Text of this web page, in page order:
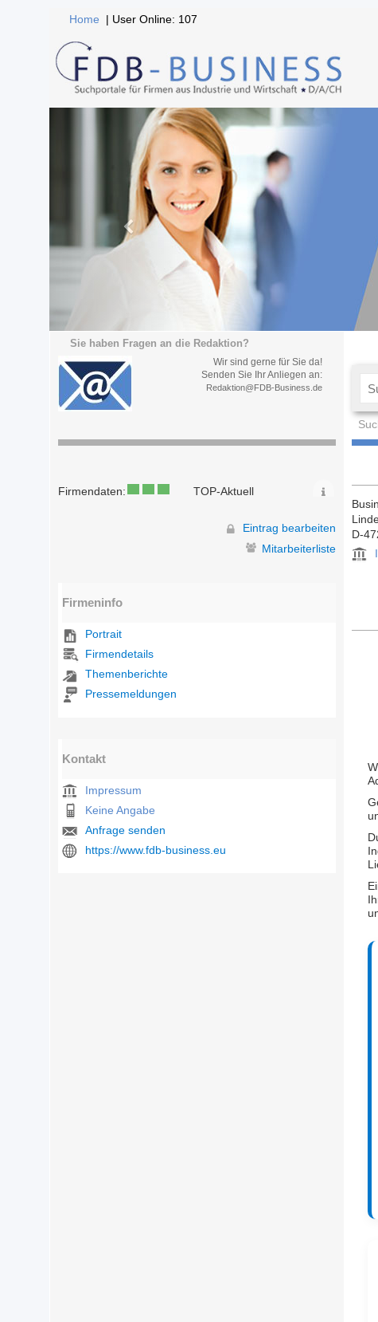
Home | User Online: 107
Sie haben Fragen an die Redaktion?
Wir sind gerne für Sie da!
Senden Sie Ihr Anliegen an:
Redaktion@FDB-Business.de
Firmendaten: TOP-Aktuell
Eintrag bearbeiten
Mitarbeiterliste
Firmeninfo
Portrait
Firmendetails
Themenberichte
Pressemeldungen
Kontakt
Impressum
Keine Angabe
Anfrage senden
https://www.fdb-business.eu
D-